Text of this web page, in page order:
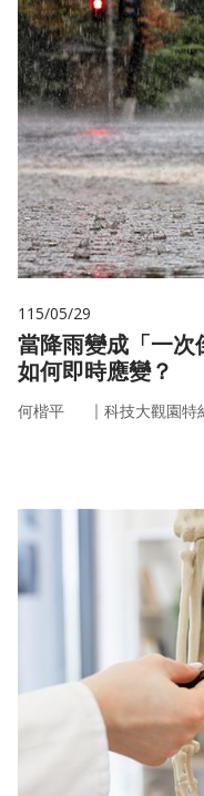
115/05/29
當降雨變成「一次
如何即時應變？
何楷平 ｜ 科技大觀園特